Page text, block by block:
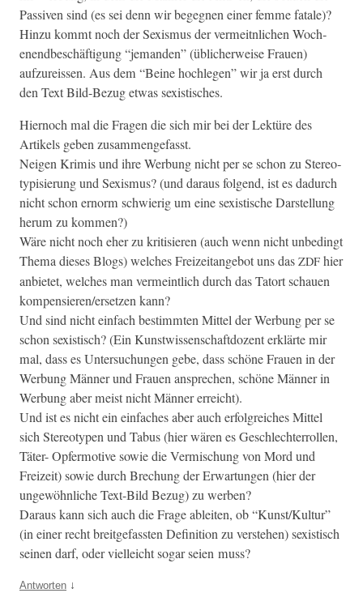
Pas­siv­en sind (es sei denn wir begeg­nen ein­er femme fatale)?
Hinzu kommt noch der Sex­is­mus der ver­meitnlichen Woch­
enendbeschäf­ti­gung “jeman­den” (üblicher­weise Frauen)
aufzureis­sen. Aus dem “Beine hochle­gen” wir ja erst durch
den Text Bild-Bezug etwas sexistisches.
Hier­noch mal die Fra­gen die sich mir bei der Lek­türe des
Artikels geben zusammengefasst.
Neigen Krim­is und ihre Wer­bung nicht per se schon zu Stereo­
typ­isierung und Sex­is­mus? (und daraus fol­gend, ist es dadurch
nicht schon ernorm schwierig um eine sex­is­tis­che Darstel­lung
herum zu kommen?)
Wäre nicht noch eher zu kri­tisieren (auch wenn nicht unbe­d­ingt
The­ma dieses Blogs) welch­es Freizei­tange­bot uns das ZDF hier
anbi­etet, welch­es man ver­meintlich durch das Tatort schauen
kompensieren/ersetzen kann?
Und sind nicht ein­fach bes­timmten Mit­tel der Wer­bung per se
schon sex­is­tisch? (Ein Kunst­wissenschaft­dozent erk­lärte mir
mal, dass es Unter­suchun­gen gebe, dass schöne Frauen in der
Wer­bung Män­ner und Frauen ansprechen, schöne Män­ner in
Wer­bung aber meist nicht Män­ner erreicht).
Und ist es nicht ein ein­fach­es aber auch erfol­gre­ich­es Mit­tel
sich Stereo­typen und Tabus (hier wären es Geschlechter­rollen,
Täter- Opfer­mo­tive sowie die Ver­mis­chung von Mord und
Freizeit) sowie durch Brechung der Erwartun­gen (hier der
ungewöhn­liche Text-Bild Bezug) zu werben?
Daraus kann sich auch die Frage ableit­en, ob “Kunst/Kultur”
(in ein­er recht bre­it­ge­fassten Def­i­n­i­tion zu ver­ste­hen) sex­is­tisch
seinen darf, oder vielle­icht sog­ar seien muss?
Antworten ↓